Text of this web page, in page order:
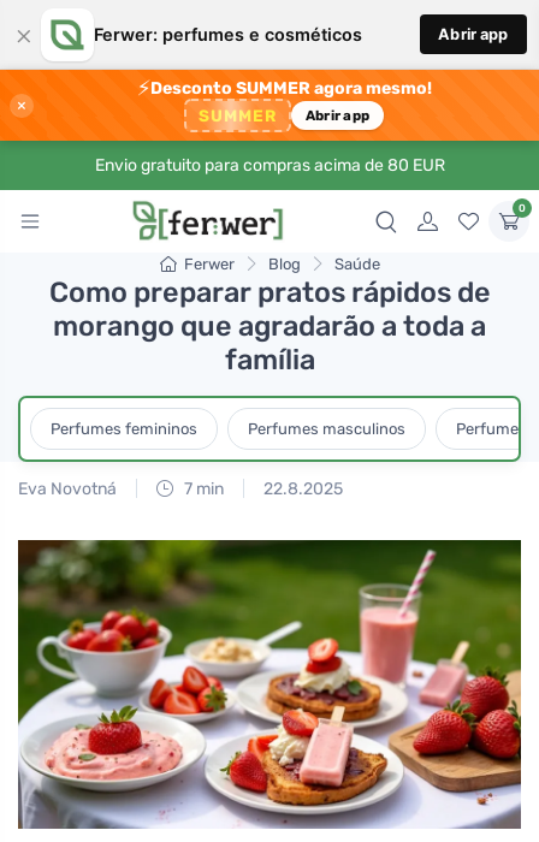
× Ferwer: perfumes e cosméticos Abrir app
×
⚡Desconto SUMMER agora mesmo!
SUMMER Abrir app
Envio gratuito para compras acima de 80 EUR
0
Ferwer Blog Saúde
Como preparar pratos rápidos de
morango que agradarão a toda a
família
Perfumes femininos Perfumes masculinos Perfumes
Eva Novotná 7 min 22.8.2025